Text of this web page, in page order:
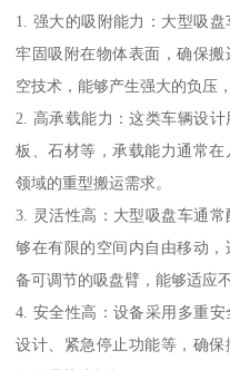
1. 强大的吸附能力：大型吸
牢固吸附在物体表面，确保
空技术，能够产生强大的负压
2. 高承载能力：这类车辆设
板、石材等，承载能力通常
领域的重型搬运需求。
3. 灵活性高：大型吸盘车通
够在有限的空间内自由移动
备可调节的吸盘臂，能够适应
4. 安全性高：设备采用多重
设计、紧急停止功能等，确